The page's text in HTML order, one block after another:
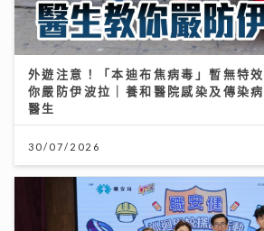
外遊注意！「本迪布焦病毒」暫無特
你嚴防伊波拉｜養和醫院感染及傳染
醫生
30/07/2026